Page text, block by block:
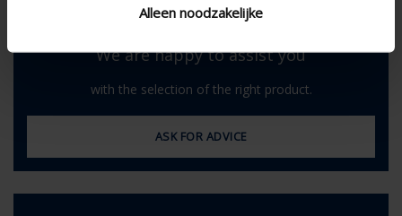
Alleen noodzakelijke
We are happy to assist you
with the selection of the right product.
ASK FOR ADVICE